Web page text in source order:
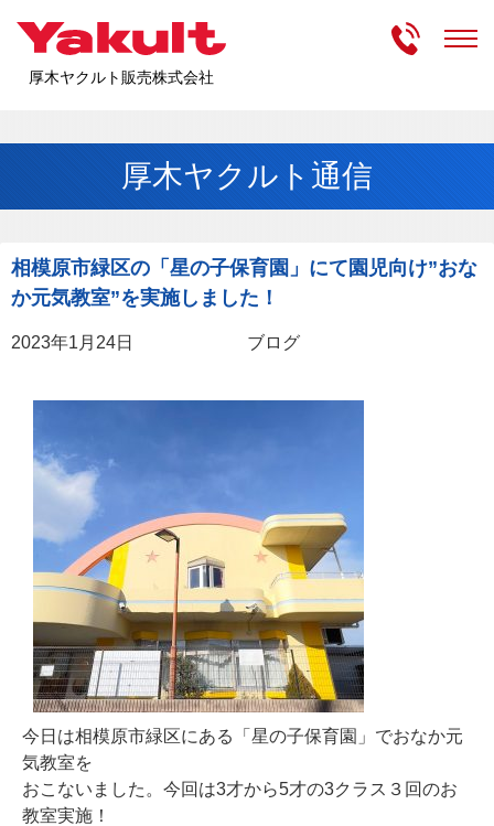
厚木ヤクルト販売株式会社
受付時
厚木ヤクルト通信
相模原市緑区の「星の子保育園」にて園児向け”おな
か元気教室”を実施しました！
2023年1月24日 ブログ
今日は相模原市緑区にある「星の子保育園」でおなか元
気教室を
おこないました。今回は3才から5才の3クラス３回のお
教室実施！